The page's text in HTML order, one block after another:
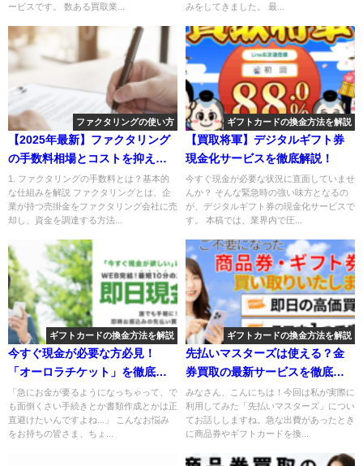
ービスです。 数ある買取業...
みをしてきました。 最...
ファクタリングの使い方
【2025年最新】ファクタリング
の手数料相場とコストを抑える
コツ
1. ファクタリングの手数料とは？基本的
な仕組みを解説 ファクタリングとは、企
業が持つ売掛金をファクタリング会社に売
却し、資金を調達する方法...
ギフトカードの換金方法を解説
【買取将軍】デジタルギフト券
現金化サービスを徹底解説！
今すぐ現金が必要な状況に直面していませ
んか？ そんな緊急時の強い味方となるの
が、デジタルギフト券の現金化サービスで
す。 本稿では、業界内で圧...
ギフトカードの換金方法を解説
今すぐ現金が必要な方必見！
「オーロラチケット」を徹底的
解説！
「急にお金が要るようになっちゃって、で
も面倒くさい手続きとか書類作成とかは正
直避けたいんですよね...」 こんなお悩み
をお持ちの皆さま、ちょ...
ギフトカードの換金方法を解説
先払いマスターズは使える？金
券買取の最新サービスを徹底解
説！
みなさん、こんにちは！今回は私が実際に
利用してみた「先払いマスターズ」につい
てお話ししますね。急な出費があったとき
に商品券やギフトカードを換...